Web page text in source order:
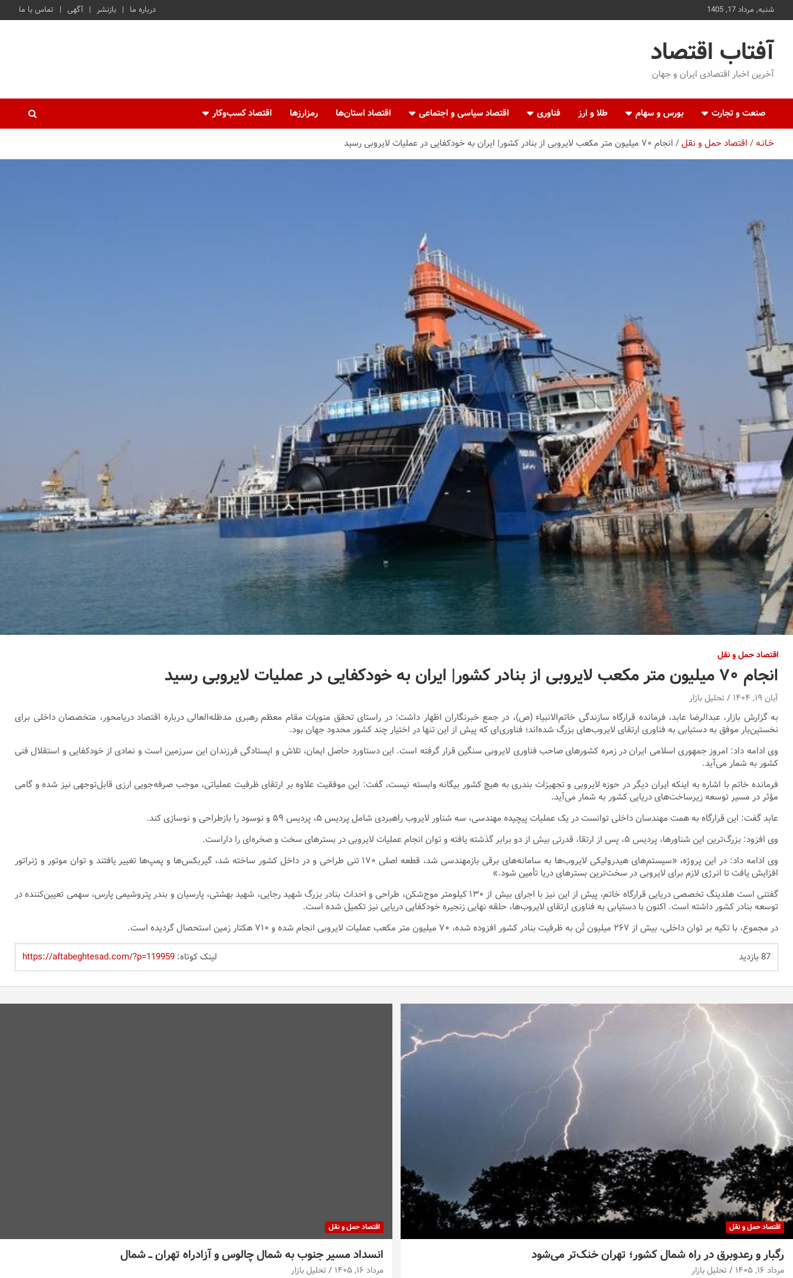
محتوا
شنبه, مرداد 17, 1405 درباره ما بازنشر آگهی تماس با ما
آفتاب اقتصاد
آخرین اخبار اقتصادی ایران و جهان
صنعت و تجارت بورس و سهام طلا و ارز فناوری اقتصاد سیاسی و اجتماعی اقتصاد استان‌ها رمزارزها اقتصاد کسب‌و‌کار
خـانـه اقتصاد حمل و نقل انجام ۷۰ میلیون متر مکعب لایروبی از بنادر کشور| ایران به خودکفایی در عملیات لایروبی رسید
اقتصاد حمل و نقل
انجام ۷۰ میلیون متر مکعب لایروبی از بنادر کشور| ایران به خودکفایی در عملیات لایروبی رسید
آبان ۱۹, ۱۴۰۴ تحلیل بازار
به گزارش بازار، عبدالرضا عابد، فرمانده قرارگاه سازندگی خاتم‌الانبیاء (ص)، در جمع خبرنگاران اظهار داشت: در راستای تحقق منویات مقام معظم رهبری مدظله‌العالی درباره اقتصاد دریامحور، متخصصان داخلی برای
نخستین‌بار موفق به دستیابی به فناوری ارتقای لایروب‌های بزرگ شده‌اند؛ فناوری‌ای که پیش از این تنها در اختیار چند کشور محدود جهان بود.
وی ادامه داد: امروز جمهوری اسلامی ایران در زمره کشورهای صاحب فناوری لایروبی سنگین قرار گرفته است. این دستاورد حاصل ایمان، تلاش و ایستادگی فرزندان این سرزمین است و نمادی از خودکفایی و استقلال فنی
کشور به شمار می‌آید.
فرمانده خاتم با اشاره به اینکه ایران دیگر در حوزه لایروبی و تجهیزات بندری به هیچ کشور بیگانه وابسته نیست، گفت: این موفقیت علاوه بر ارتقای ظرفیت عملیاتی، موجب صرفه‌جویی ارزی قابل‌توجهی نیز شده و گامی
مؤثر در مسیر توسعه زیرساخت‌های دریایی کشور به شمار می‌آید.
عابد گفت: این قرارگاه به همت مهندسان داخلی توانست در یک عملیات پیچیده مهندسی، سه شناور لایروب راهبردی شامل پردیس ۵، پردیس ۵۹ و نوسود را بازطراحی و نوسازی کند.
وی افزود: بزرگ‌ترین این شناورها، پردیس ۵، پس از ارتقا، قدرتی بیش از دو برابر گذشته یافته و توان انجام عملیات لایروبی در بسترهای سخت و صخره‌ای را داراست.
وی ادامه داد: در این پروژه، «سیستم‌های هیدرولیکی لایروب‌ها به سامانه‌های برقی بازمهندسی شد، قطعه اصلی ۱۷۰ تنی طراحی و در داخل کشور ساخته شد، گیربکس‌ها و پمپ‌ها تغییر یافتند و توان موتور و ژنراتور
افزایش یافت تا انرژی لازم برای لایروبی در سخت‌ترین بسترهای دریا تأمین شود.»
گفتنی است هلدینگ تخصصی دریایی قرارگاه خاتم، پیش از این نیز با اجرای بیش از ۱۳۰ کیلومتر موج‌شکن، طراحی و احداث بنادر بزرگ شهید رجایی، شهید بهشتی، پارسیان و بندر پتروشیمی پارس، سهمی تعیین‌کننده در
توسعه بنادر کشور داشته است. اکنون با دستیابی به فناوری ارتقای لایروب‌ها، حلقه نهایی زنجیره خودکفایی دریایی نیز تکمیل شده است.
در مجموع، با تکیه بر توان داخلی، بیش از ۲۶۷ میلیون تُن به ظرفیت بنادر کشور افزوده شده، ۷۰ میلیون متر مکعب عملیات لایروبی انجام شده و ۷۱۰ هکتار زمین استحصال گردیده است.
87 بازدید لینک کوتاه: https://aftabeghtesad.com/?p=119959
اقتصاد حمل و نقل
رگبار و رعدوبرق در راه شمال کشور؛ تهران خنک‌تر می‌شود
مرداد ۱۶, ۱۴۰۵ تحلیل بازار
اقتصاد حمل و نقل
انسداد مسیر جنوب به شمال چالوس و آزادراه تهران ــ شمال
مرداد ۱۶, ۱۴۰۵ تحلیل بازار